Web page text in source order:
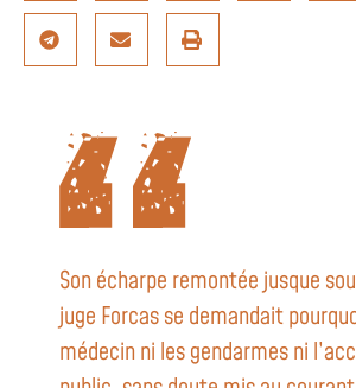
Son écharpe remontée jusque
juge Forcas se demandait
médecin ni les gendarmes ni